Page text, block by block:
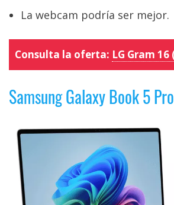
La webcam podría ser mejor.
Consulta la oferta: LG Gram
Samsung Galaxy Book 5